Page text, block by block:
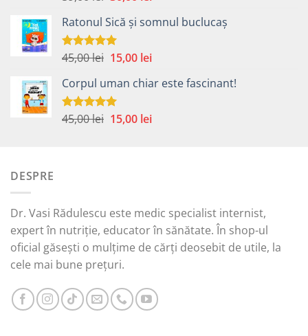
a
fost:
59,00 lei.
este:
Ratonul Sică și somnul buclucaș
Evaluat la
45,00lei Prețul
a
fost:
45,00 lei.
15,00 leiPrețul
este:
Corpul uman chiar este fascinant!
Evaluat la
45,00lei Prețul
15,00 leiPrețul
DESPRE
Dr. Vasi Rădulescu este medic specialist internist,
expert în nutriție, educator în sănătate. În shop-ul
oficial găsești o mulțime de cărți deosebit de utile, la
cele mai bune prețuri.